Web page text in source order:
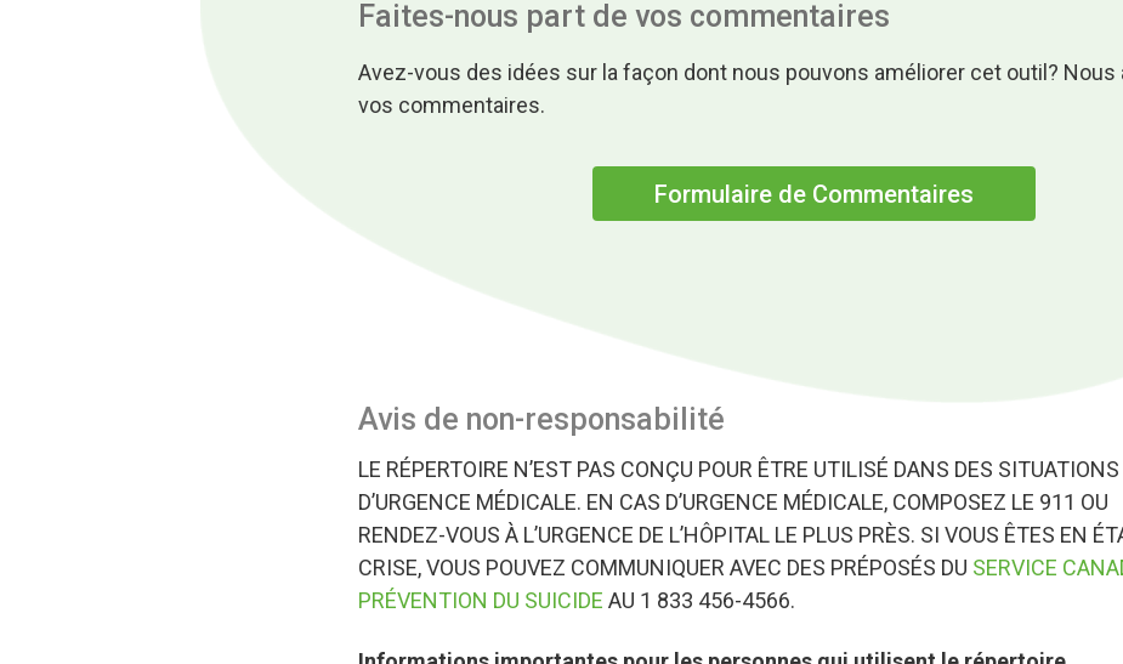
Faites-nous part de vos commentaires
Avez-vous des idées sur la façon dont nous pouvons améliorer cet outil? Nous
vos commentaires.
Formulaire de Commentaires
Avis de non-responsabilité
LE RÉPERTOIRE N’EST PAS CONÇU POUR ÊTRE UTILISÉ DANS DES SITUATIONS
D’URGENCE MÉDICALE. EN CAS D’URGENCE MÉDICALE, COMPOSEZ LE 911 OU
RENDEZ-VOUS À L’URGENCE DE L’HÔPITAL LE PLUS PRÈS. SI VOUS ÊTES EN
CRISE, VOUS POUVEZ COMMUNIQUER AVEC DES PRÉPOSÉS DU SERVICE
PRÉVENTION DU SUICIDE AU 1 833 456-4566.